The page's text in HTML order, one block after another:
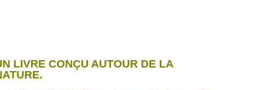
LIVRE CONÇU AUTOUR DE LA